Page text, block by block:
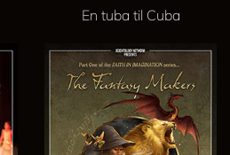
En tuba til Cuba